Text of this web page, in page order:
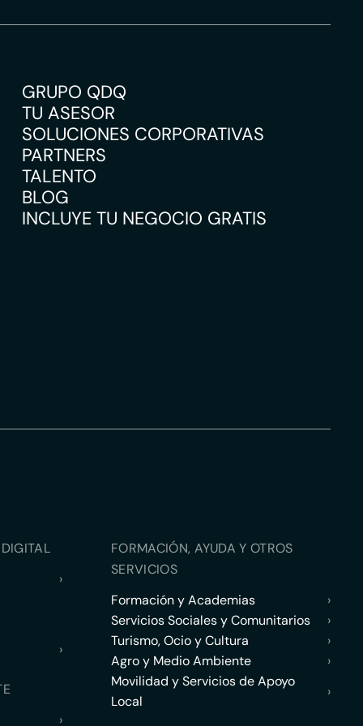
GRUPO QDQ
TU ASESOR
SOLUCIONES CORPORATIVAS
PARTNERS
TALENTO
BLOG
INCLUYE TU NEGOCIO GRATIS
›
›
›
FORMACIÓN, AYUDA Y OTROS
SERVICIOS
Formación y Academias
›
Servicios Sociales y Comunitarios
›
Turismo, Ocio y Cultura
›
Agro y Medio Ambiente
›
Movilidad y Servicios de Apoyo
Local
›